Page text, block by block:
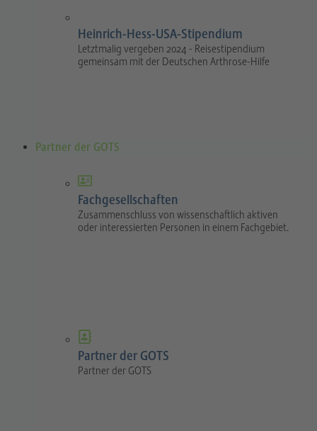
Heinrich-Hess-USA-Stipendium
Letztmalig vergeben 2024 - Reisestipendium
gemeinsam mit der Deutschen Arthrose-Hilfe
Partner der GOTS
Fachgesellschaften
Zusammenschluss von wissenschaftlich aktiven
oder interessierten Personen in einem Fachgebiet.
Partner der GOTS
Partner der GOTS